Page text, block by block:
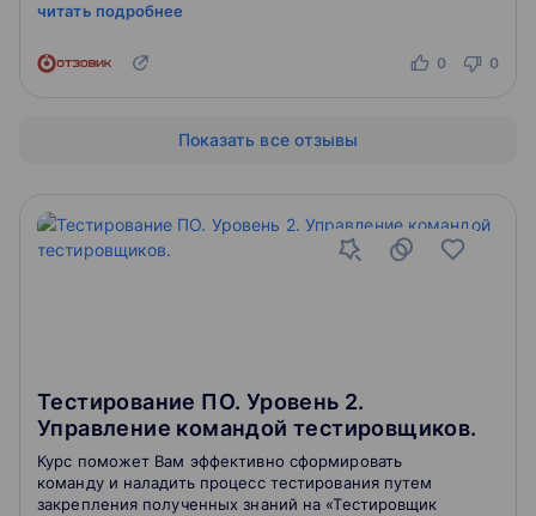
Снизил стресс и трево...
читать подробнее
0 0
Показать все отзывы
Тестирование ПО. Уровень 2.
Управление командой тестировщиков.
Курс поможет Вам эффективно сформировать
команду и наладить процесс тестирования путем
закрепления полученных знаний на «Тестировщик